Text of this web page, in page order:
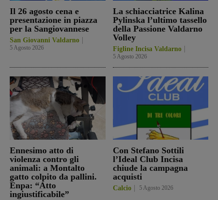
Il 26 agosto cena e
presentazione in piazza
per la Sangiovannese
San Giovanni Valdarno
5 Agosto 2026
La schiacciatrice Kalina
Pylinska l’ultimo tassello
della Passione Valdarno
Volley
Figline Incisa Valdarno
5 Agosto 2026
Ennesimo atto di
violenza contro gli
animali: a Montalto
gatto colpito da pallini.
Enpa: “Atto
ingiustificabile”
Con Stefano Sottili
l’Ideal Club Incisa
chiude la campagna
acquisti
Calcio 5 Agosto 2026